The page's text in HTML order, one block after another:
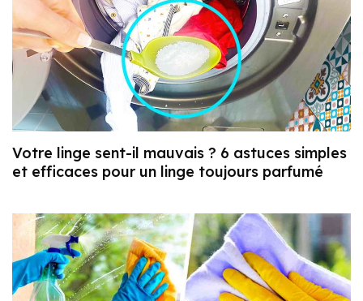
Votre linge sent-il mauvais ? 6 astuces simples
et efficaces pour un linge toujours parfumé